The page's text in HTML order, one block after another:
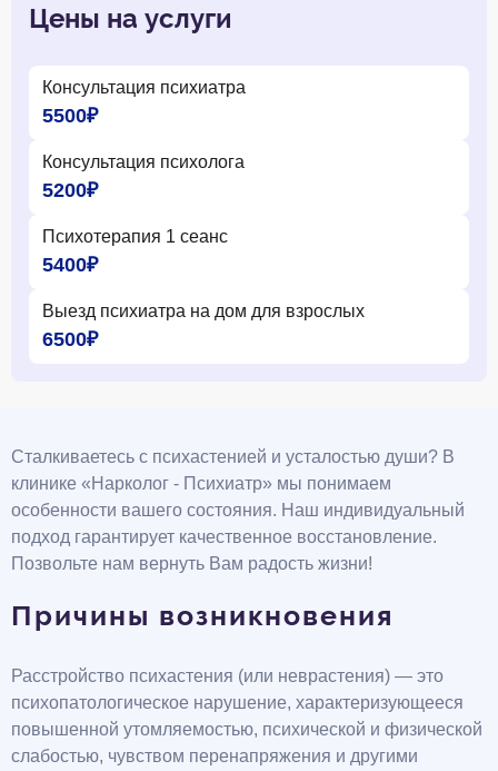
Цены на услуги
Консультация психиатра
5500₽
Консультация психолога
5200₽
Психотерапия 1 сеанс
5400₽
Выезд психиатра на дом для взрослых
6500₽
Сталкиваетесь с психастенией и усталостью души? В
клинике «Нарколог - Психиатр» мы понимаем
особенности вашего состояния. Наш индивидуальный
подход гарантирует качественное восстановление.
Позвольте нам вернуть Вам радость жизни!
Причины возникновения
Расстройство психастения (или неврастения) — это
психопатологическое нарушение, характеризующееся
повышенной утомляемостью, психической и физической
слабостью, чувством перенапряжения и другими